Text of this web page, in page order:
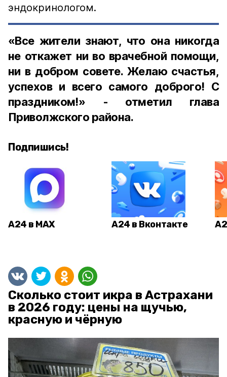
эндокринологом.
«Все жители знают, что она никогда
не откажет ни во врачебной помощи,
ни в добром совете. Желаю счастья,
успехов и всего самого доброго! С
праздником!» - отметил глава
Приволжского района.
Подпишись!
А24 в MAX А24 в Вконтакте
Сколько стоит икра в Астрахани
в 2026 году: цены на щучью,
красную и чёрную